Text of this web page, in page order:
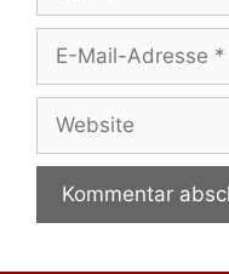
Mail-
Adresse